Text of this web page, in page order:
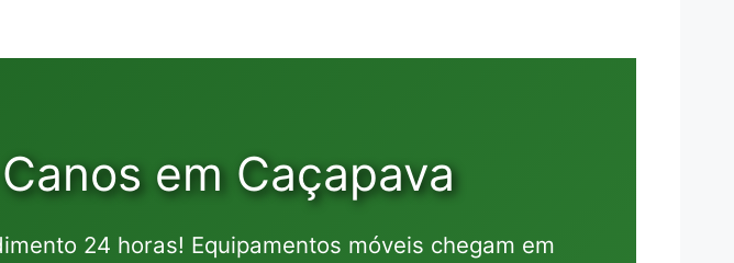
em Caçapava
24 horas! Equipamentos móveis chegam em